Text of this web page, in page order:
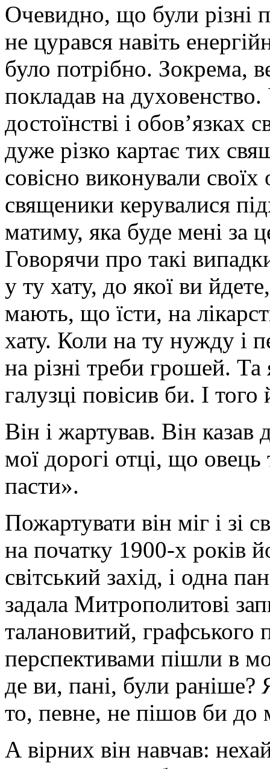
Очевидно, що були різні
не цурався навіть
було потрібно. Зокрема,
покладав на
достоїнстві і
дуже різко картає тих
совісно виконували
священики керувалися
матиму, яка буде мені за
Говорячи про такі
у ту хату, до якої ви
мають, що їсти, на
хату. Коли на ту нужду і
на різні треби грошей.
галузці повісив би. І
Він і жартував. Він
мої дорогі отці, що овець
пасти».
Пожартувати він міг і зі
на початку 1900-х років
світський захід, і одна
задала Митрополитові
талановитий,
перспективами пішли в
де ви, пані, були раніше?
то, певне, не пішов би до
А вірних він навчав: